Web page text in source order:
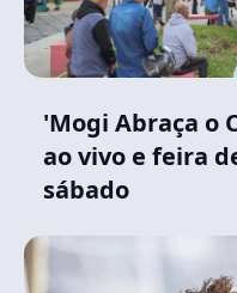
'Mogi Abraça o
ao vivo e feira
sábado